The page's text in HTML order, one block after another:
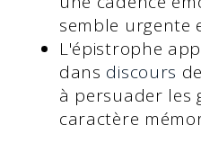
semble urgente
L'épistrophe
dans discours
à persuader les
caractère